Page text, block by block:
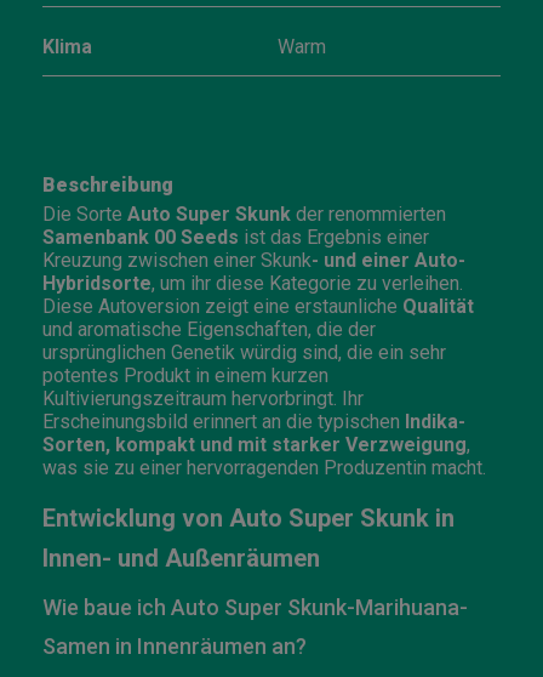
Klima Warm
Beschreibung
Die Sorte Auto Super Skunk der renommierten
Samenbank 00 Seeds ist das Ergebnis einer
Kreuzung zwischen einer Skunk- und einer Auto-
Hybridsorte, um ihr diese Kategorie zu verleihen.
Diese Autoversion zeigt eine erstaunliche Qualität
und aromatische Eigenschaften, die der
ursprünglichen Genetik würdig sind, die ein sehr
potentes Produkt in einem kurzen
Kultivierungszeitraum hervorbringt. Ihr
Erscheinungsbild erinnert an die typischen Indika-
Sorten, kompakt und mit starker Verzweigung,
was sie zu einer hervorragenden Produzentin macht.
Entwicklung von Auto Super Skunk in
Innen- und Außenräumen
Wie baue ich Auto Super Skunk-Marihuana-
Samen in Innenräumen an?